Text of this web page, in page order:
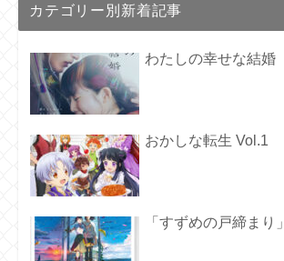
カテゴリー別新着記事
わたしの幸せな結婚
おかしな転生 Vol.1
「すずめの戸締まり」